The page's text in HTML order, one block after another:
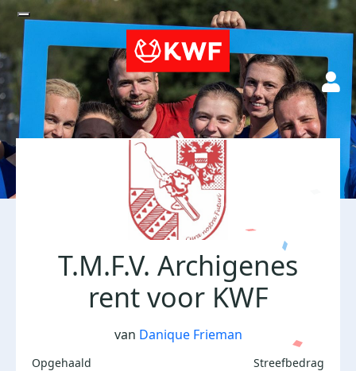
T.M.F.V. Archigenes
rent voor KWF
van Danique Frieman
Opgehaald Streefbedrag